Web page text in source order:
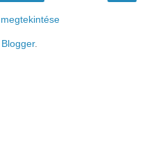
Blogger.